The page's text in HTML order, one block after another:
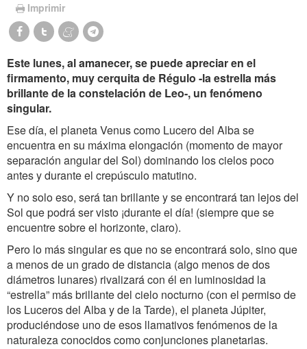
Imprimir
Este lunes, al amanecer, se puede apreciar en el
firmamento, muy cerquita de Régulo -la estrella más
brillante de la constelación de Leo-, un fenómeno
singular.
Ese día, el planeta Venus como Lucero del Alba se
encuentra en su máxima elongación (momento de mayor
separación angular del Sol) dominando los cielos poco
antes y durante el crepúsculo matutino.
Y no solo eso, será tan brillante y se encontrará tan lejos del
Sol que podrá ser visto ¡durante el día! (siempre que se
encuentre sobre el horizonte, claro).
Pero lo más singular es que no se encontrará solo, sino que
a menos de un grado de distancia (algo menos de dos
diámetros lunares) rivalizará con él en luminosidad la
“estrella” más brillante del cielo nocturno (con el permiso de
los Luceros del Alba y de la Tarde), el planeta Júpiter,
produciéndose uno de esos llamativos fenómenos de la
naturaleza conocidos como conjunciones planetarias.